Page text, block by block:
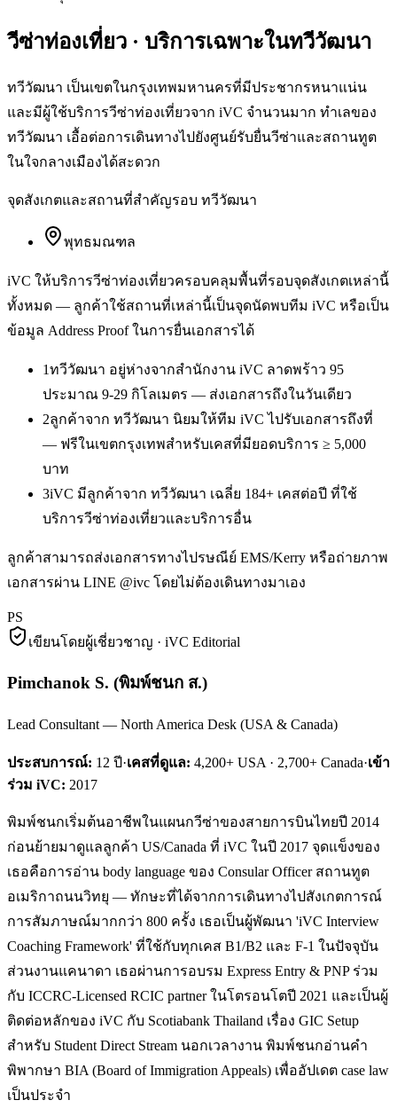
วีซ่าท่องเที่ยว · บริการเฉพาะในทวีวัฒนา
ทวีวัฒนา เป็นเขตในกรุงเทพมหานครที่มีประชากรหนาแน่น
และมีผู้ใช้บริการวีซ่าท่องเที่ยวจาก iVC จำนวนมาก ทำเลของ
ทวีวัฒนา เอื้อต่อการเดินทางไปยังศูนย์รับยื่นวีซ่าและสถานทูต
ในใจกลางเมืองได้สะดวก
จุดสังเกตและสถานที่สำคัญรอบ ทวีวัฒนา
พุทธมณฑล
iVC ให้บริการวีซ่าท่องเที่ยวครอบคลุมพื้นที่รอบจุดสังเกตเหล่านี้
ทั้งหมด — ลูกค้าใช้สถานที่เหล่านี้เป็นจุดนัดพบทีม iVC หรือเป็น
ข้อมูล Address Proof ในการยื่นเอกสารได้
1ทวีวัฒนา อยู่ห่างจากสำนักงาน iVC ลาดพร้าว 95
ประมาณ 9-29 กิโลเมตร — ส่งเอกสารถึงในวันเดียว
2ลูกค้าจาก ทวีวัฒนา นิยมให้ทีม iVC ไปรับเอกสารถึงที่
— ฟรีในเขตกรุงเทพสำหรับเคสที่มียอดบริการ ≥ 5,000
บาท
3iVC มีลูกค้าจาก ทวีวัฒนา เฉลี่ย 184+ เคสต่อปี ที่ใช้
บริการวีซ่าท่องเที่ยวและบริการอื่น
ลูกค้าสามารถส่งเอกสารทางไปรษณีย์ EMS/Kerry หรือถ่ายภาพ
เอกสารผ่าน LINE @ivc โดยไม่ต้องเดินทางมาเอง
PS
เขียนโดยผู้เชี่ยวชาญ · iVC Editorial
Pimchanok S. (พิมพ์ชนก ส.)
Lead Consultant — North America Desk (USA & Canada)
ประสบการณ์: 12 ปี·เคสที่ดูแล: 4,200+ USA · 2,700+ Canada·เข้า
ร่วม iVC: 2017
พิมพ์ชนกเริ่มต้นอาชีพในแผนกวีซ่าของสายการบินไทยปี 2014
ก่อนย้ายมาดูแลลูกค้า US/Canada ที่ iVC ในปี 2017 จุดแข็งของ
เธอคือการอ่าน body language ของ Consular Officer สถานทูต
อเมริกาถนนวิทยุ — ทักษะที่ได้จากการเดินทางไปสังเกตการณ์
การสัมภาษณ์มากกว่า 800 ครั้ง เธอเป็นผู้พัฒนา 'iVC Interview
Coaching Framework' ที่ใช้กับทุกเคส B1/B2 และ F-1 ในปัจจุบัน
ส่วนงานแคนาดา เธอผ่านการอบรม Express Entry & PNP ร่วม
กับ ICCRC-Licensed RCIC partner ในโตรอนโตปี 2021 และเป็นผู้
ติดต่อหลักของ iVC กับ Scotiabank Thailand เรื่อง GIC Setup
สำหรับ Student Direct Stream นอกเวลางาน พิมพ์ชนกอ่านคำ
พิพากษา BIA (Board of Immigration Appeals) เพื่ออัปเดต case law
เป็นประจำ